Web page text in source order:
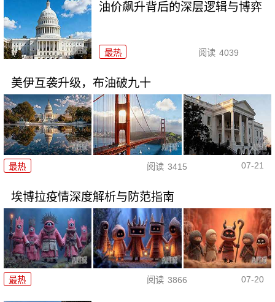
油价飙升背后的深层逻辑与博弈
最热 阅读 4039
美伊互袭升级，布油破九十
最热 阅读 3415 07-21
埃博拉疫情深度解析与防范指南
最热 阅读 3866 07-20